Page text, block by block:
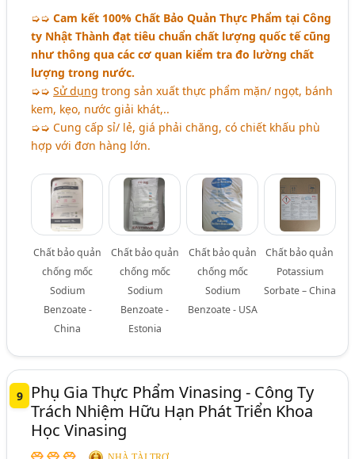
➭➭Cam kết 100% Chất Bảo Quản Thực Phẩm tại Công
ty Nhật Thành đạt tiêu chuẩn chất lượng quốc tế cũng
như thông qua các cơ quan kiểm tra đo lường chất
lượng trong nước.
➭➭Sử dụng trong sản xuất thực phẩm mặn/ ngọt, bánh
kem, kẹo, nước giải khát,..
➭➭ Cung cấp sỉ/ lẻ, giá phải chăng, có chiết khấu phù
hợp với đơn hàng lớn.
Chất bảo quản
chống mốc
Sodium
Benzoate -
China
Chất bảo quản
chống mốc
Sodium
Benzoate -
Estonia
Chất bảo quản
chống mốc
Sodium
Benzoate - USA
Chất bảo quản
Potassium
Sorbate – China
9
Phụ Gia Thực Phẩm Vinasing - Công Ty
Trách Nhiệm Hữu Hạn Phát Triển Khoa
Học Vinasing